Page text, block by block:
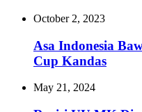
October 2, 2023
Asa Indonesia
Cup Kandas
May 21, 2024